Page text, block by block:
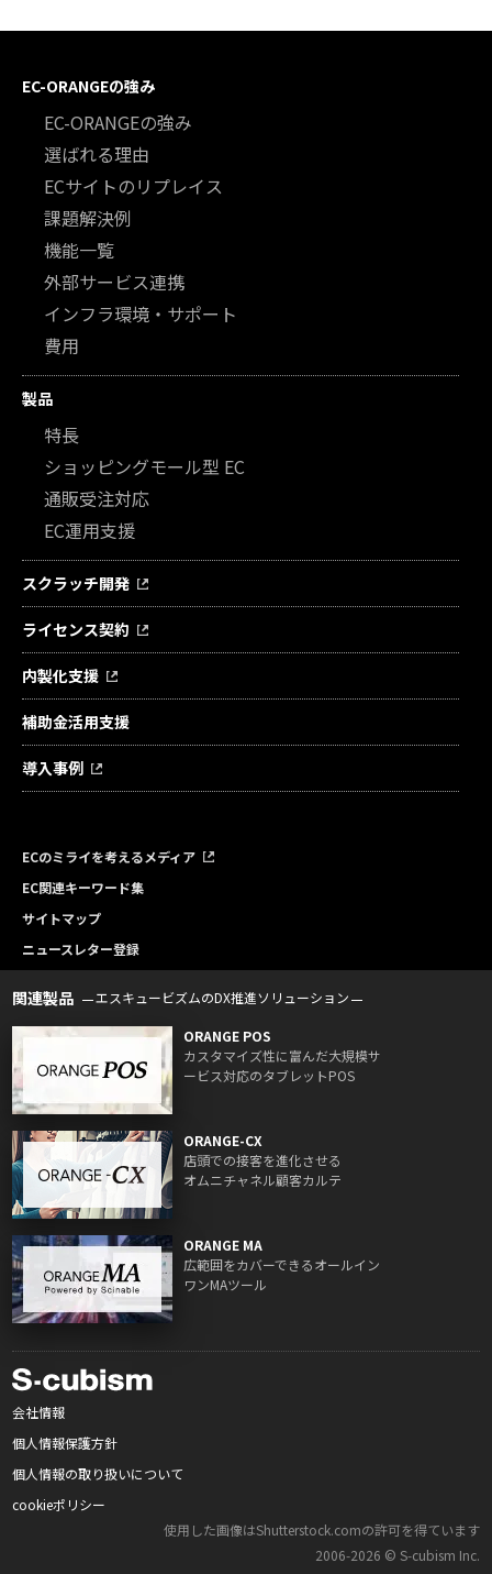
EC-ORANGEの強み
EC-ORANGEの強み
選ばれる理由
ECサイトのリプレイス
課題解決例
機能一覧
外部サービス連携
インフラ環境・サポート
費用
製品
特長
ショッピングモール型 EC
通販受注対応
EC運用支援
スクラッチ開発
ライセンス契約
内製化支援
補助金活用支援
導入事例
ECのミライを考えるメディア
EC関連キーワード集
サイトマップ
ニュースレター登録
関連製品 エスキュービズムのDX推進ソリューション
ORANGE POS
カスタマイズ性に富んだ大規模サ
ービス対応のタブレットPOS
ORANGE-CX
店頭での接客を進化させる
オムニチャネル顧客カルテ
ORANGE MA
広範囲をカバーできるオールイン
ワンMAツール
会社情報
個人情報保護方針
個人情報の取り扱いについて
cookieポリシー
使用した画像はShutterstock.comの許可を得ています
2006‑2026 © S‑cubism Inc.